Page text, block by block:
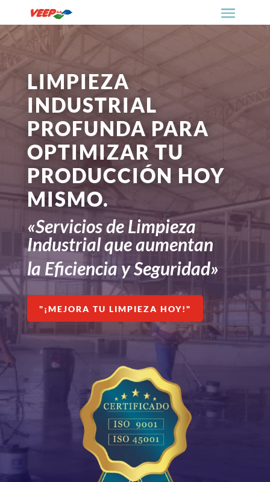
LIMPIEZA
INDUSTRIAL
PROFUNDA PARA
OPTIMIZAR TU
PRODUCCIÓN HOY
MISMO.
«Servicios de Limpieza
Industrial que aumentan
la Eficiencia y Seguridad»
"¡MEJORA TU LIMPIEZA HOY!"